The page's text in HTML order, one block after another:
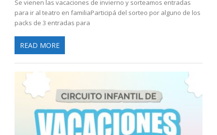
Se vienen las vacaciones de invierno y sorteamos entradas
para ir al teatro en familiaParticipá del sorteo por alguno de los
packs de 3 entradas para
READ MORE